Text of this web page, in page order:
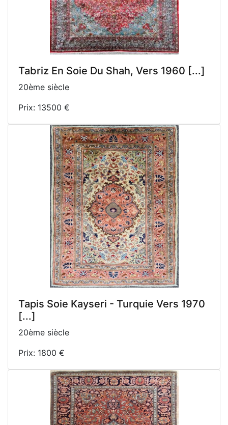
Tabriz En Soie Du Shah, Vers 1960 [...]
20ème siècle
Prix: 13500 €
Tapis Soie Kayseri - Turquie Vers 1970
[...]
20ème siècle
Prix: 1800 €